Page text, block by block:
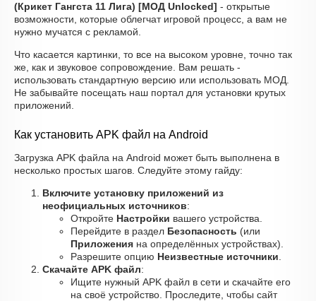
(Крикет Гангста 11 Лига) [МОД Unlocked] - открытые
возможности, которые облегчат игровой процесс, а вам не
нужно мучатся с рекламой.
Что касается картинки, то все на высоком уровне, точно так
же, как и звуковое сопровождение. Вам решать -
использовать стандартную версию или использовать МОД.
Не забывайте посещать наш портал для установки крутых
приложений.
Как установить APK файл на Android
Загрузка APK файла на Android может быть выполнена в
несколько простых шагов. Следуйте этому гайду:
Включите установку приложений из
неофициальных источников:
Откройте Настройки вашего устройства.
Перейдите в раздел Безопасность (или
Приложения на определённых устройствах).
Разрешите опцию Неизвестные источники
Скачайте APK файл:
Ищите нужный APK файл в сети и скачайте его
на своё устройство. Проследите, чтобы сайт